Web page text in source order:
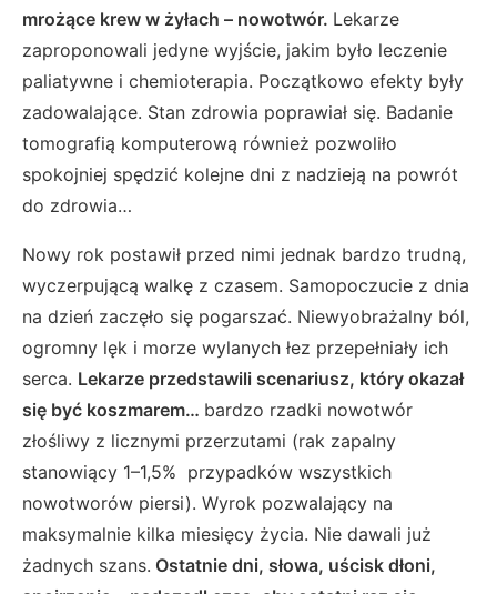
mrożące krew w żyłach – nowotwór. Lekarze
zaproponowali jedyne wyjście, jakim było leczenie
paliatywne i chemioterapia. Początkowo efekty były
zadowalające. Stan zdrowia poprawiał się. Badanie
tomografią komputerową również pozwoliło
spokojniej spędzić kolejne dni z nadzieją na powrót
do zdrowia…
Nowy rok postawił przed nimi jednak bardzo trudną,
wyczerpującą walkę z czasem. Samopoczucie z dnia
na dzień zaczęło się pogarszać. Niewyobrażalny ból,
ogromny lęk i morze wylanych łez przepełniały ich
serca. Lekarze przedstawili scenariusz, który okazał
się być koszmarem… bardzo rzadki nowotwór
złośliwy z licznymi przerzutami (rak zapalny
stanowiący 1–1,5% przypadków wszystkich
nowotworów piersi). Wyrok pozwalający na
maksymalnie kilka miesięcy życia. Nie dawali już
żadnych szans. Ostatnie dni, słowa, uścisk dłoni,